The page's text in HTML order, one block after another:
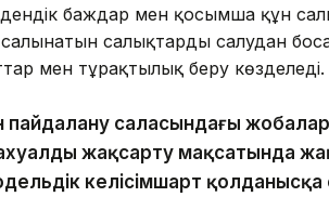
баждар мен қосымша құн
салықтарды салудан
мен тұрақтылық беру көзделеді.
саласындағы жобалар
жақсарту мақсатында
келісімшарт қолданысқа